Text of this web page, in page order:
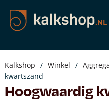
Kalkshop / Winkel /
kwartszand
Hoogwaardig